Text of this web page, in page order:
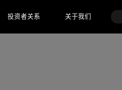
投资者关系 关于我们